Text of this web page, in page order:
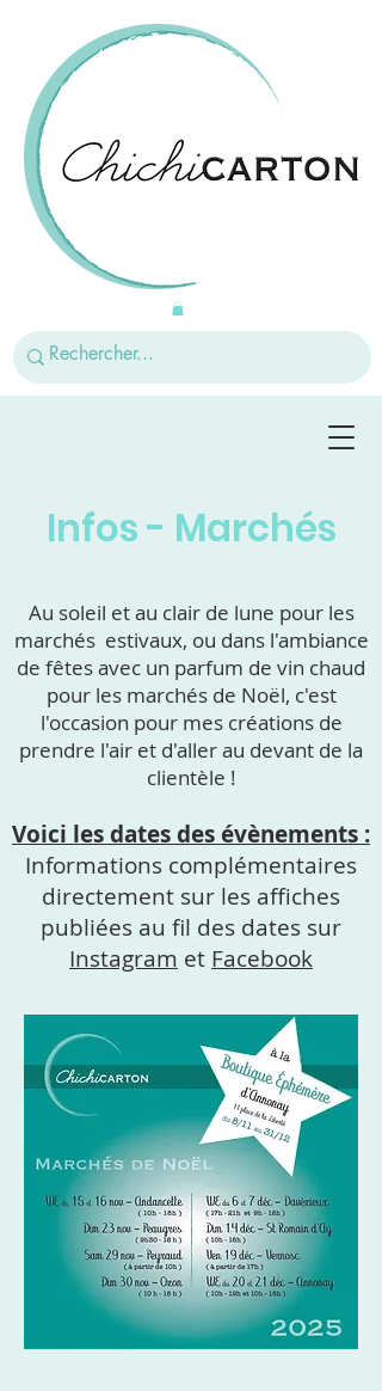
Infos - Marchés
Au soleil et au clair de lune pour les
marchés estivaux, ou dans l'ambiance
de fêtes avec un parfum de vin chaud
pour les marchés de Noël, c'est
l'occasion pour mes créations de
prendre l'air et d'aller au devant de la
clientèle !
Voici les dates des évènements :
Informations complémentaires
directement sur les affiches
publiées au fil des dates sur
Instagram et Facebook